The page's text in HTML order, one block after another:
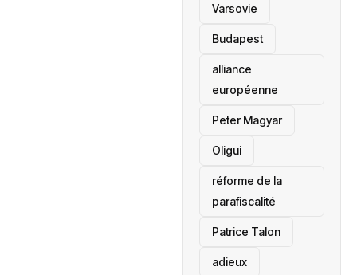
‎Varsovie
Budapest
alliance
européenne
Peter Magyar
Oligui
réforme de la
parafiscalité
Patrice Talon
adieux